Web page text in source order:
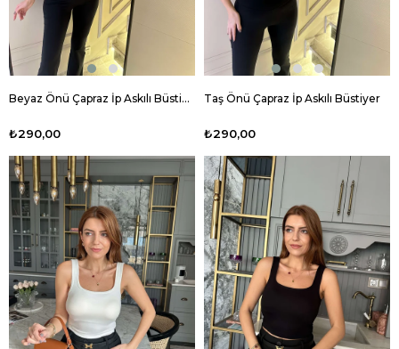
Beyaz Önü Çapraz İp Askılı Büstiyer
₺290,00
Taş Önü Çapraz İp Askılı Büstiyer
₺290,00